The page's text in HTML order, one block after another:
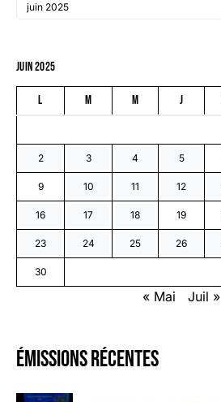
juin 2025
L M M J
2 3 4 5
9 10 11 12
16 17 18 19
23 24 25 26
30
« Mai Juil »
émissions récentes